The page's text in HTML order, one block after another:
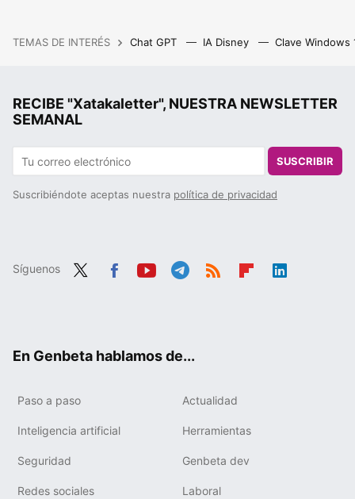
TEMAS DE INTERÉS Chat GPT IA Disney Clave Windows
RECIBE "Xatakaletter", NUESTRA NEWSLETTER
SEMANAL
SUSCRIBIR
Suscribiéndote aceptas nuestra política de privacidad
Síguenos
En Genbeta hablamos de...
Paso a paso Actualidad
Inteligencia artificial Herramientas
Seguridad Genbeta dev
Redes sociales Laboral